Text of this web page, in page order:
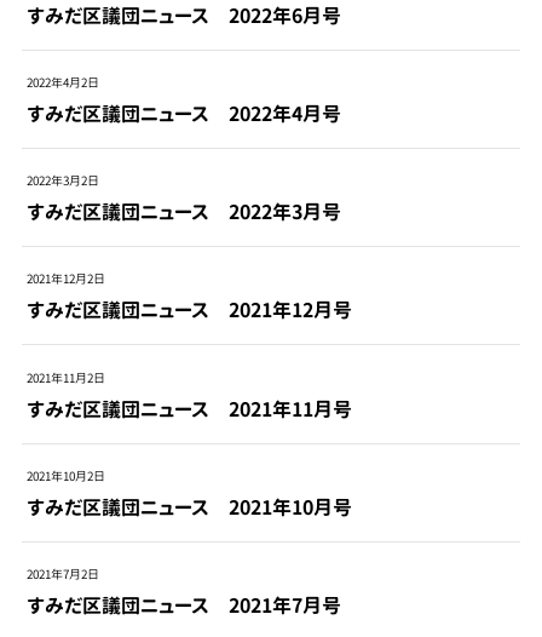
すみだ区議団ニュース 2022年6月号
2022年4月2日
すみだ区議団ニュース 2022年4月号
2022年3月2日
すみだ区議団ニュース 2022年3月号
2021年12月2日
すみだ区議団ニュース 2021年12月号
2021年11月2日
すみだ区議団ニュース 2021年11月号
2021年10月2日
すみだ区議団ニュース 2021年10月号
2021年7月2日
すみだ区議団ニュース 2021年7月号